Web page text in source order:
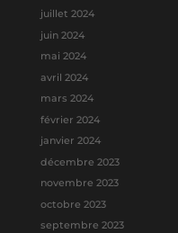
juillet 2024
juin 2024
mai 2024
avril 2024
mars 2024
février 2024
janvier 2024
décembre 2023
novembre 2023
octobre 2023
septembre 2023